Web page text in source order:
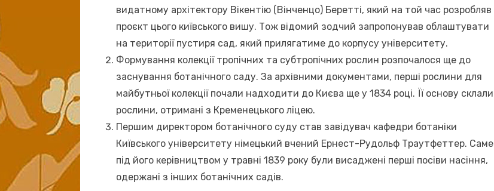
видатному архітектору Вікентію (Вінченцо) Беретті, який на той час розробляв
проєкт цього київського вишу. Тож відомий зодчий запропонував облаштувати
на території пустиря сад, який прилягатиме до корпусу університету.
Формування колекції тропічних та субтропічних рослин розпочалося ще до
заснування ботанічного саду. За архівними документами, перші рослини для
майбутньої колекції почали надходити до Києва ще у 1834 році. Її основу склали
рослини, отримані з Кременецького ліцею.
Першим директором ботанічного суду став завідувач кафедри ботаніки
Київського університету німецький вчений Ернест-Рудольф Траутфеттер. Саме
під його керівництвом у травні 1839 року були висаджені перші посіви насіння,
одержані з інших ботанічних садів.